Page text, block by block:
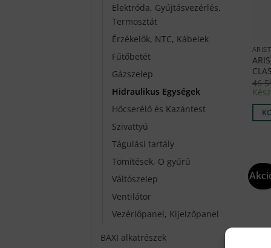
Elektróda, Gyújtásvezérlés,
Termosztát
Érzékelők, NTC, Kábelek
Fűtőbetét
Gázszelep
Hidraulikus Egységek
Hőcserélő és Kazántest
Szivattyú
Tágulási tartály
Tömítések, O gyűrű
Váltószelep
Ventilátor
Vezérlőpanel, Kijelzőpanel
BAXI alkatrészek
46